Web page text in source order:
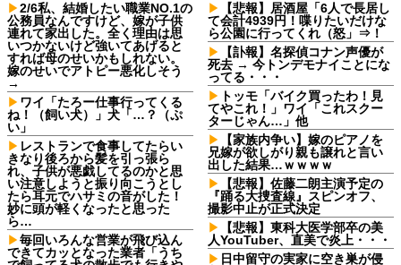
2/6私、結婚したい職業NO.1の
公務員なんですけど、嫁が子供
連れて家出した。全く理由は思
いつかないけど強いてあげると
すれば母のせいかもしれない。
嫁のせいでアトピー悪化しそう
→
ワイ「たろー仕事行ってくる
ね！（飼い犬）」犬「…？（ぷ
い」
レストランで食事してたらい
きなり後ろから髪を引っ張ら
れ、子供が悪戯してるのかと思
い注意しようと振り向こうとし
たら耳元でハサミの音がした！
妙に頭が軽くなったと思った
ら…
毎回いろんな営業が飛び込ん
できてカッとなった業者「うち
【悲報】居酒屋「6人で長居し
て会計4939円！喋りたいだけな
ら公園に行ってくれ（怒」⇒！
【訃報】名探偵コナン声優が
死去 → 今トンデモナイことにな
ってる・・・
トッモ「バイク買ったわ！見
てやこれ！」ワイ「これスクー
ターじゃん…」他
【家族内争い】嫁のピアノを
兄嫁が欲しがり親も譲れと言い
出した結果…ｗｗｗｗ
【悲報】佐藤二朗主演予定の
『踊る大捜査線』スピンオフ、
撮影中止が正式決定
【悲報】東科大医学部卒の美
人YouTuber、直美で炎上・・・
日中留守の実家に空き巣が侵